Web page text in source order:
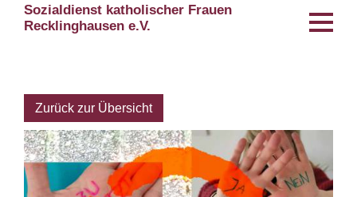
Sozialdienst katholischer Frauen
Recklinghausen e.V.
Zurück zur Übersicht